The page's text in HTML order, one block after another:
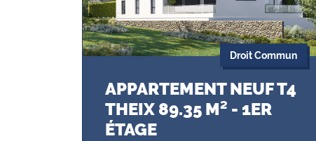
Droit Commun
APPARTEMENT NEUF T4
THEIX 89.35 M² - 1ER
ÉTAGE